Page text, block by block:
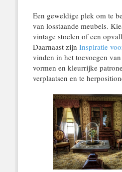
Een geweldige plek om te
van losstaande meubels.
vintage stoelen of een
Daarnaast zijn Inspiratie
vinden in het toevoegen
vormen en kleurrijke
verplaatsen en te